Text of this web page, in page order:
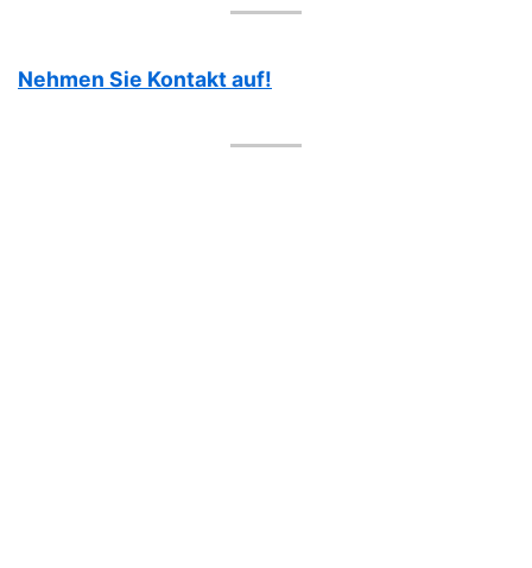
Nehmen Sie Kontakt auf!